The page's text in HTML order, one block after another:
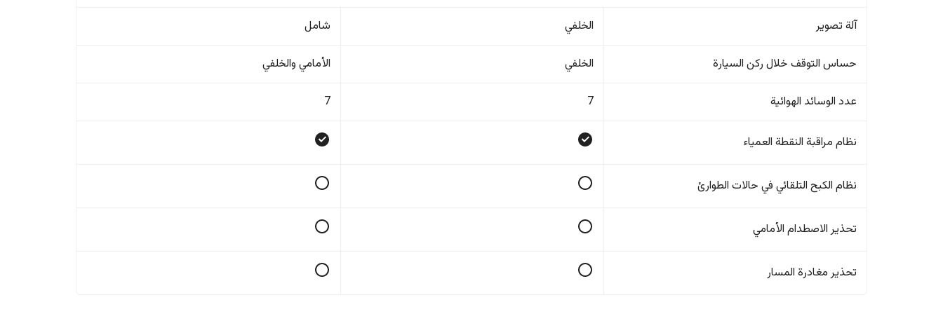
آلة تصوير الخلفي شامل
حساس التوقف خلال ركن السيارة الخلفي الأمامي والخلفي
عدد الوسائد الهوائية 7
7
نظام مراقبة النقطة العمياء
نظام الكبح التلقائي في حالات الطوارئ
تحذير الاصطدام الأمامي
تحذير مغادرة المسار